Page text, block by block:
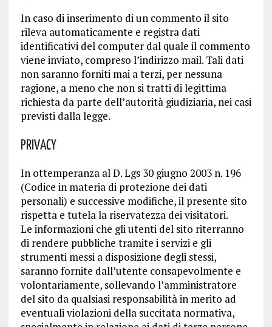
In caso di inserimento di un commento il sito
rileva automaticamente e registra dati
identificativi del computer dal quale il commento
viene inviato, compreso l’indirizzo mail. Tali dati
non saranno forniti mai a terzi, per nessuna
ragione, a meno che non si tratti di legittima
richiesta da parte dell’autorità giudiziaria, nei casi
previsti dalla legge.
Privacy
In ottemperanza al D. Lgs 30 giugno 2003 n. 196
(Codice in materia di protezione dei dati
personali) e successive modifiche, il presente sito
rispetta e tutela la riservatezza dei visitatori.
Le informazioni che gli utenti del sito riterranno
di rendere pubbliche tramite i servizi e gli
strumenti messi a disposizione degli stessi,
saranno fornite dall’utente consapevolmente e
volontariamente, sollevando l’amministratore
del sito da qualsiasi responsabilità in merito ad
eventuali violazioni della succitata normativa,